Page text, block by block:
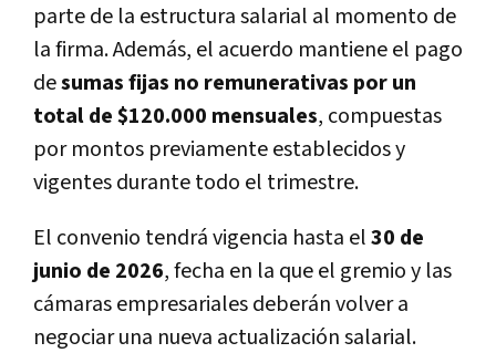
parte de la estructura salarial al momento de
la firma. Además, el acuerdo mantiene el pago
desumas fijas no remunerativas por un
total de $120.000 mensuales, compuestas
por montos previamente establecidos y
vigentes durante todo el trimestre.
El convenio tendrá vigencia hasta el30 de
junio de 2026, fecha en la que el gremio y las
cámaras empresariales deberán volver a
negociar una nueva actualización salarial.